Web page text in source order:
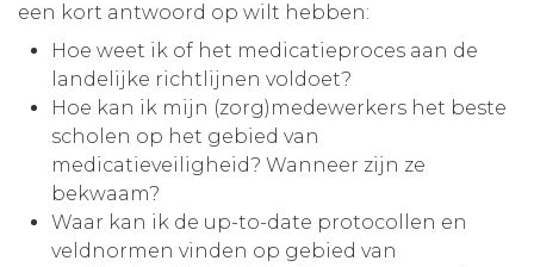
een kort antwoord op wilt hebben:
Hoe weet ik of het medicatieproces aan de
landelijke richtlijnen voldoet?
Hoe kan ik mijn (zorg)medewerkers het beste
scholen op het gebied van
medicatieveiligheid? Wanneer zijn ze
bekwaam?
Waar kan ik de up-to-date protocollen en
veldnormen vinden op gebied van